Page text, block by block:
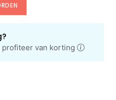
profiteer van korting